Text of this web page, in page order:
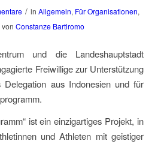
/ in Allgemein, Für Organisationen,
vonConstanze Bartiromo
und die Landeshauptstadt
Freiwillige zur Unterstützung
Delegation aus Indonesien und für
ist ein einzigartiges Projekt, in
und Athleten mit geistiger